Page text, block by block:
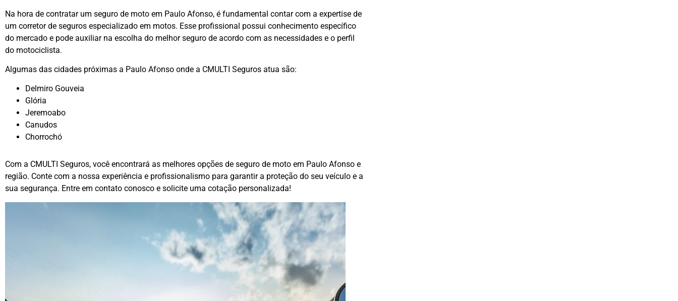
Na hora de contratar um seguro de moto em Paulo Afonso, é fundamental contar com a expertise de
um corretor de seguros especializado em motos. Esse profissional possui conhecimento específico
do mercado e pode auxiliar na escolha do melhor seguro de acordo com as necessidades e o perfil
do motociclista.
Algumas das cidades próximas a Paulo Afonso onde a CMULTI Seguros atua são:
Delmiro Gouveia
Glória
Jeremoabo
Canudos
Chorrochó
Com a CMULTI Seguros, você encontrará as melhores opções de seguro de moto em Paulo Afonso e
região. Conte com a nossa experiência e profissionalismo para garantir a proteção do seu veículo e a
sua segurança. Entre em contato conosco e solicite uma cotação personalizada!